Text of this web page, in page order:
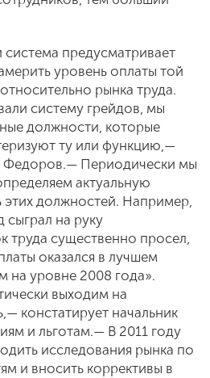
предусматривает
уровень оплаты той
рынка труда.
систему грейдов, мы
должности, которые
ту или функцию,—
Федоров.— Периодически мы
актуальную
должностей. Например,
сыграл на руку
труда существенно просел,
оказался в лучшем
на уровне 2008 года».
выходим на
констатирует начальник
и льготам.— В 2011 году
исследования рынка по
и вносить коррективы в